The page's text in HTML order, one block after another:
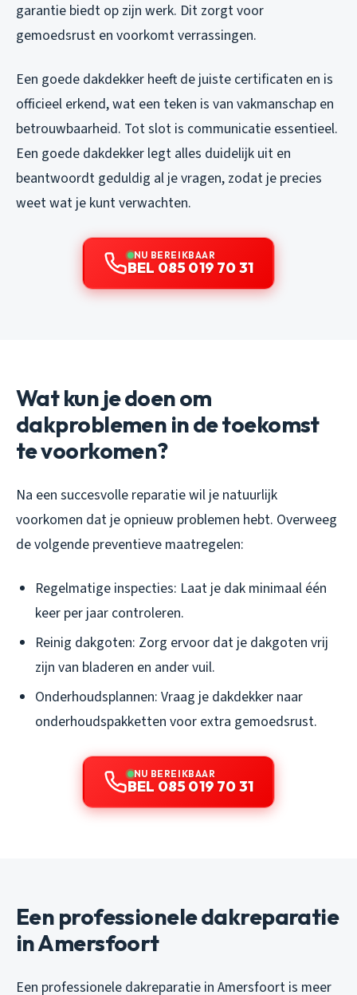
garantie biedt op zijn werk. Dit zorgt voor
gemoedsrust en voorkomt verrassingen.
Een goede dakdekker heeft de juiste certificaten en is
officieel erkend, wat een teken is van vakmanschap en
betrouwbaarheid. Tot slot is communicatie essentieel.
Een goede dakdekker legt alles duidelijk uit en
beantwoordt geduldig al je vragen, zodat je precies
weet wat je kunt verwachten.
NU BEREIKBAAR
BEL 085 019 70 31
Wat kun je doen om
dakproblemen in de toekomst
te voorkomen?
Na een succesvolle reparatie wil je natuurlijk
voorkomen dat je opnieuw problemen hebt. Overweeg
de volgende preventieve maatregelen:
Regelmatige inspecties: Laat je dak minimaal één
keer per jaar controleren.
Reinig dakgoten: Zorg ervoor dat je dakgoten vrij
zijn van bladeren en ander vuil.
Onderhoudsplannen: Vraag je dakdekker naar
onderhoudspakketten voor extra gemoedsrust.
NU BEREIKBAAR
BEL 085 019 70 31
Een professionele dakreparatie
in Amersfoort
Een professionele dakreparatie in Amersfoort is meer